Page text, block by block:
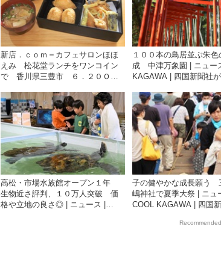
新店．ｃｏｍ＝カフェサロンほほ
えみ 松花堂ランチをワンコイン
で 香川県三豊市 ６．２０ＯＰ
四国新聞社が提供する香川の観光
情報サイト
１００本の鳥居並ぶ朱色
成 中津万象園 | ニュー
KAGAWA | 四国新聞社
高松・市場水族館オープン１年
生物近さ評判、１０万人突破 価
格や立地の良さ◎ | ニュース |
子の健やかな成長願う
嶋神社で夏季大祭 | ニュ
COOL KAGAWA | 四国